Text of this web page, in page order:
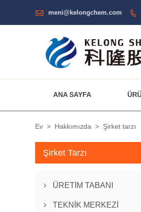
 meni@kelongchem.com 
ANA SAYFA
Ev > Hakkımızda > Şirket tarzı
Şirket Tarzı
 ÜRETİM TABANI
 TEKNİK MERKEZİ